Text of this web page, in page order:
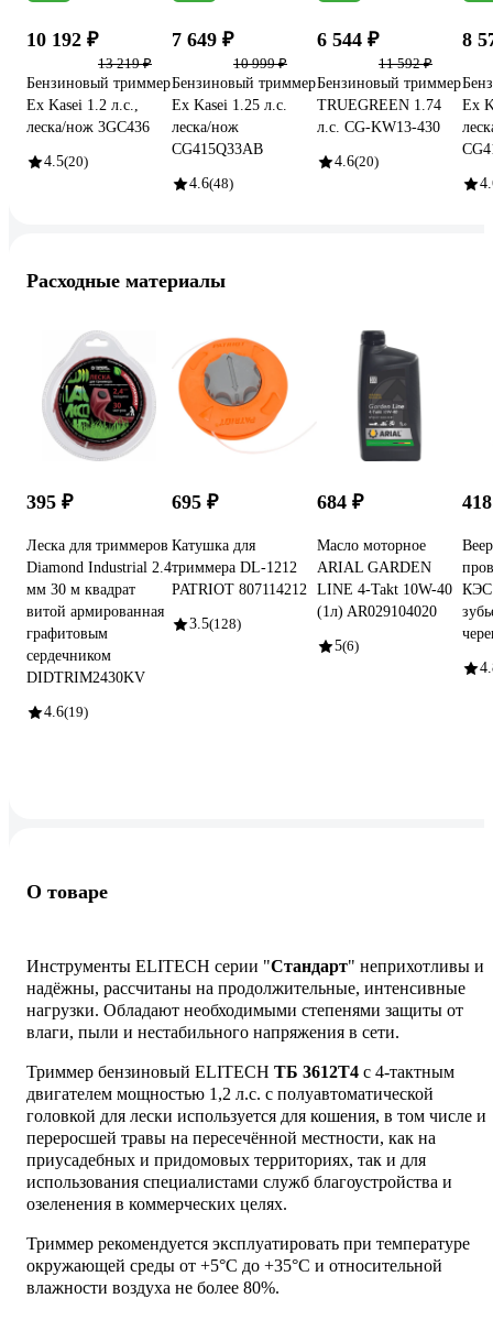
10 192 ₽
13 219 ₽
Бензиновый триммер
Ex Kasei 1.2 л.с.,
леска/нож 3GC436
4.5(20)
7 649 ₽
10 999 ₽
Бензиновый триммер
Ex Kasei 1.25 л.с.
леска/нож
CG415Q33AB
4.6(48)
6 544 ₽
11 592 ₽
Бензиновый триммер
TRUEGREEN 1.74
л.с. CG-KW13-430
4.6(20)
8
Ex
Расходные материалы
395 ₽
Леска для триммеров
Diamond Industrial 2.4
мм 30 м квадрат
витой армированная
графитовым
сердечником
DIDTRIM2430KV
4.6(19)
695 ₽
Катушка для
триммера DL-1212
PATRIOT 807114212
3.5(128)
684 ₽
Масло моторное
ARIAL GARDEN
LINE 4-Takt 10W-40
(1л) AR029104020
5(6)
КЭС
О товаре
Инструменты ELITECH серии "Стандарт" неприхотливы и
надёжны, рассчитаны на продолжительные, интенсивные
нагрузки. Обладают необходимыми степенями защиты от
влаги, пыли и нестабильного напряжения в сети.
Триммер бензиновый ELITECH ТБ 3612T4 с 4-тактным
двигателем мощностью 1,2 л.с. с полуавтоматической
головкой для лески используется для кошения, в том числе и
переросшей травы на пересечённой местности, как на
приусадебных и придомовых территориях, так и для
использования специалистами служб благоустройства и
озеленения в коммерческих целях.
Триммер рекомендуется эксплуатировать при температуре
окружающей среды от +5°С до +35°С и относительной
влажности воздуха не более 80%.